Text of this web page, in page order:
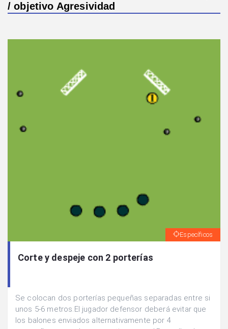
/ objetivo Agresividad
Específicos
Corte y despeje con 2 porterías
Se colocan dos porterías pequeñas separadas entre si
unos 5-6 metros.El jugador defensor deberá evitar que
los balones enviados alternativamente por 4